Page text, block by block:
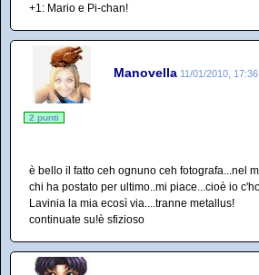
+1: Mario e Pi-chan!
Manovella 11/01/2010, 17:36
2 punti
è bello il fatto ceh ognuno ceh fotografa...nel
chi ha postato per ultimo..mi piace...cioè io
Lavinia la mia ecosì via....tranne metallus!
continuate su!è sfizioso